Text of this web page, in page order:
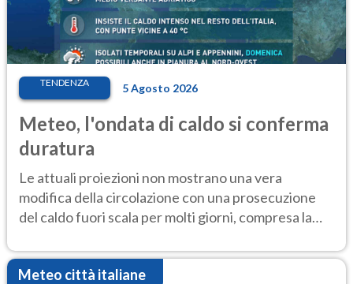
TENDENZA 5 Agosto 2026
Meteo, l'ondata di caldo si conferma
duratura
Le attuali proiezioni non mostrano una vera
modifica della circolazione con una prosecuzione
del caldo fuori scala per molti giorni, compresa la
Meteo città italiane